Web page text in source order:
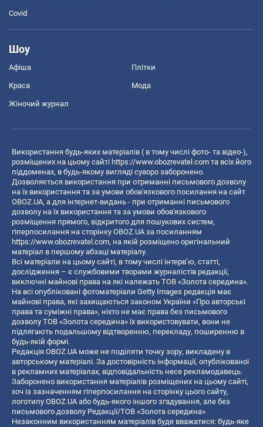
Covid
Шоу
Афіша Плітки
Краса Мода
Жіночий журнал
Використання будь-яких матеріалів ( в тому числі фото- та відео-),
розміщених на цьому сайті https://www.obozrevatel.com та всіх його
піддоменах, в будь-якому вигляді суворо заборонено.
Дозволяється використання при отриманні письмового дозволу
на їх використання та за умови обов'язкового посилання на сайт
OBOZ.UA, а для інтернет-видань - при отриманні письмового
дозволу на їх використання та за умови обов'язкового
розміщення прямого, відкритого для пошукових систем,
гіперпосилання на сторінку OBOZ.UA за посиланням
https://www.obozrevatel.com, на якій розміщено оригінальний
матеріал в першому абзаці матеріалу.
Всі матеріали на цьому сайті, в тому числі інтерв’ю, статті,
дослідження – є службовими творами журналістів редакції,
виключні майнові права на які належать ТОВ «Золота середина».
На всі опубліковані фотоматеріали Getty Images редакція має
майнові права, які захищаються законом України «Про авторські
права та суміжні права», ніхто не має права без письмового
дозволу ТОВ «Золота середина» їх використовувати, вони не
підлягають подальшому відтворенню, перекладу, поширенню в
будь-якій формі.
Редакція OBOZ.UA може не поділяти точку зору, викладену в
авторському матеріалі. За достовірність інформації, опублікованої
в рекламних матеріалах, відповідальність несе рекламодавець.
Заборонено використання матеріалів розміщених на цьому сайті,
хоч із зазначенням гіперпосилання на сторінку цього сайту,
логотипу OBOZ.UA або будь-якого іншого згадування, але без
письмового дозволу Редакції/ТОВ «Золота середина»
Незаконним використанням матеріалів буде вважатися: будь-яке